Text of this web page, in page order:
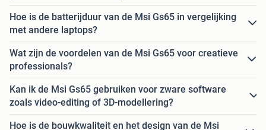
Hoe is de batterijduur van de Msi Gs65 in vergelijking
met andere laptops?
Wat zijn de voordelen van de Msi Gs65 voor creatieve
professionals?
Kan ik de Msi Gs65 gebruiken voor zware software
zoals video-editing of 3D-modellering?
Hoe is de bouwkwaliteit en het design van de Msi